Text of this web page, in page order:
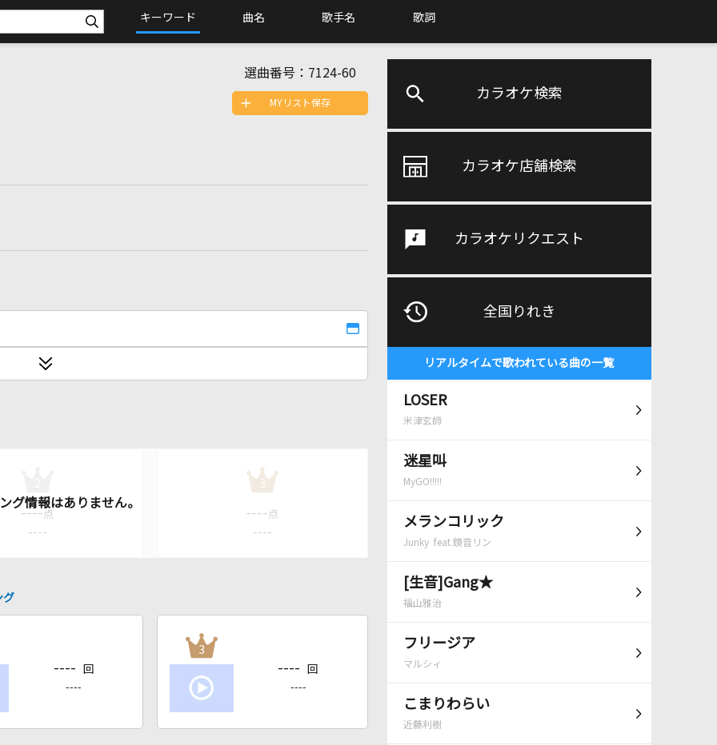
キーワード 曲名 歌手名 歌詞
カラオケ検索
カラオケ店舗検索
カラオケリクエスト
全国りれき
リアルタイムで歌われている曲の一覧
LOSER
米津玄師
迷星叫
MyGO!!!!!
メランコリック
Junky feat.鏡音リン
[生音]Gang★
福山雅治
フリージア
マルシィ
こまりわらい
近藤利樹
選曲番号： 7124-60
MYリスト保存
---- 点
----
3
---- 点
----
グ
---- 回
----
3
---- 回
----